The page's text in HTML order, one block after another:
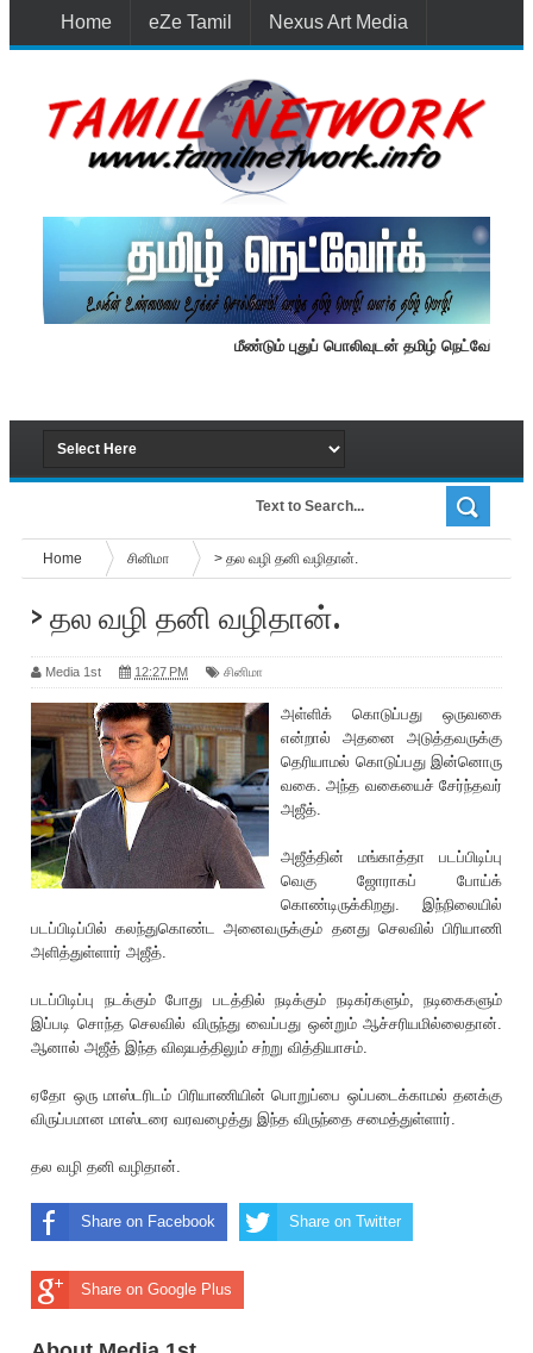
Home eZe Tamil Nexus Art Media
மீண்டும் புதுப் பொலிவுடன் தமிழ் நெட்வேர்க்.
Home சினிமா > தல வழி தனி வழிதான்.
> தல வழி தனி வழிதான்.
Media 1st 12:27 PM சினிமா
அள்ளி‌க் கொடுப்பது ஒருவகை
என்றால் அதனை அடுத்தவருக்கு
தெ‌ரியாமல் கொடுப்பது இன்னொரு
வகை. அந்த வகையைச் சேர்ந்தவர்
அ‌‌ஜீத்.
அ‌‌ஜீத்தின் மங்காத்தா படப்பிடிப்பு
வெகு ஜோராகப் போய்க்
கொண்டிருக்கிறது. இந்நிலையில்
படப்பிடிப்பில் கலந்துகொண்ட அனைவருக்கும் தனது செலவில் பி‌ரியாணி
அளித்துள்ளார் அ‌‌ஜீத்.
படப்பிடிப்பு நடக்கும் போது படத்தில் நடிக்கும் நடிகர்களும், நடிகைகளும்
இப்படி சொந்த செலவில் விருந்து வைப்பது ஒன்றும் ஆச்ச‌ரியமில்லைதான்.
ஆனால் அ‌‌ஜீத் இந்த விஷயத்திலும் சற்று வித்தியாசம்.
ஏதோ ஒரு மாஸ்ட‌ரிடம் பி‌ரியாணியின் பொறுப்பை ஒப்படைக்காமல் தனக்கு
விருப்பமான மாஸ்டரை வரவழைத்து இந்த விருந்தை சமைத்துள்ளார்.
தல வழி தனி வழிதான்.
Share on Facebook Share on Twitter
Share on Google Plus